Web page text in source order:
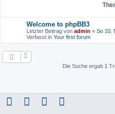
Welcome to phpBB3
Letzter Beitrag von admin « So 10.
Verfasst in Your first forum
Die Suche ergab 1